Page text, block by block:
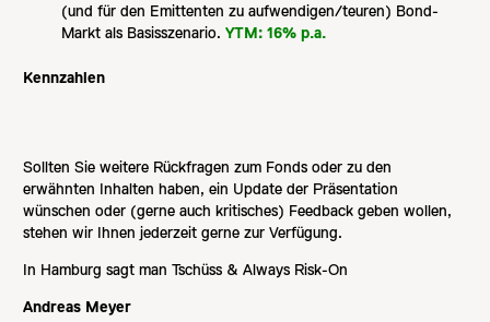
(und für den Emittenten zu aufwendigen/teuren) Bond-
Markt als Basisszenario. YTM: 16% p.a.
Kennzahlen
Sollten Sie weitere Rückfragen zum Fonds oder zu den
erwähnten Inhalten haben, ein Update der Präsentation
wünschen oder (gerne auch kritisches) Feedback geben wollen,
stehen wir Ihnen jederzeit gerne zur Verfügung.
In Hamburg sagt man Tschüss & Always Risk-On
Andreas Meyer